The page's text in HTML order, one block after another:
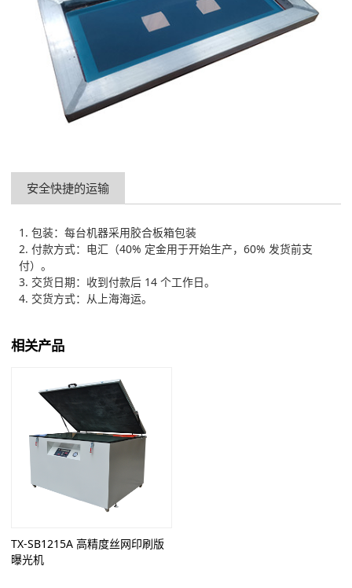
安全快捷的运输
1. 包装：每台机器采用胶合板箱包装
2. 付款方式：电汇（40% 定金用于开始生产，60% 发货前支
付）。
3. 交货日期：收到付款后 14 个工作日。
4. 交货方式：从上海海运。
相关产品
TX-SB1215A 高精度丝网印刷版
曝光机